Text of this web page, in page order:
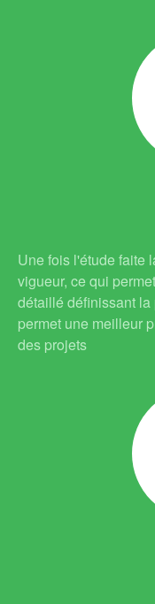
Une fois l'étude faite
vigueur, ce qui
détaillé définissant
permet une meilleur
des projets